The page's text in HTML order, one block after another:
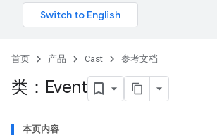
首页 产品 Cast 参考文档
类：Event
本页内容